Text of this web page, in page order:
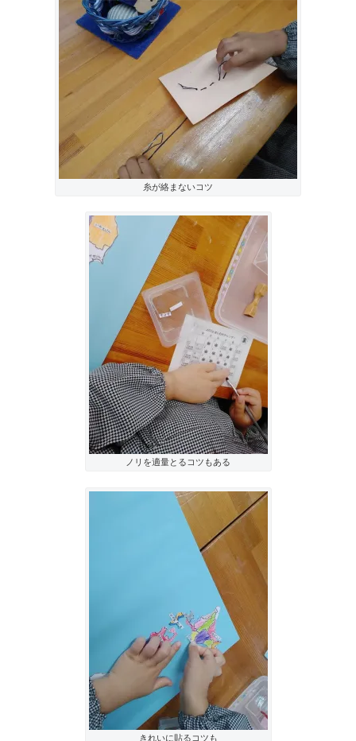
糸が絡まないコツ
ノリを適量とるコツもある
きれいに貼るコツも